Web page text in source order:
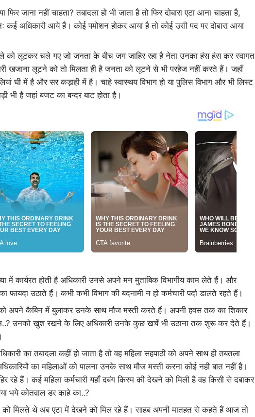
जाना नहीं चाहता? तबादला हो भी जाता है तो फिर दोबारा एटा आना चाहता है,
कई अधिकारी आये हैं। कोई पमोशन होकर आया है तो कोई उसी पद पर दोबारा आया
लूटकर चले गए जो जनता के बीच जग जाहिर रहा है नेता उनका हंस हंस कर स्वागत
खजाना लूटने को तो मिलता ही है जनता को लूटने से भी परहेज नहीं करते हैं। जहाँ
घी में है और सर कड़ाही में है। चाहे स्वास्थय विभाग हो या पुलिस विभाग और भी लिस्ट
भी है जहां बजट का बन्दर बाट होता है।
में कार्यरत होती है अधिकारी उनसे अपने मन मुताबिक विभागीय काम लेते हैं। और
उठाते हैं। कभी कभी विभाग की बदनामी न हो कर्मचारी पर्दा डालते रहते हैं।
को अपने कैबिन में बुलाकर उनके साथ मौज मस्ती करते हैं। अपनी हवस तक का शिकार
उनको खुश रखने के लिए अधिकारी उनके कुछ खर्चे भी उठाना तक शुरू कर देते हैं।
का तबादला कहीं हो जाता है तो वह महिला सहपाठी को अपने साथ ही तबतला
का महिलाओं को पालना उनके साथ मौज मस्ती करना कोई नही बात नहीं है।
हैं। कई महिला कर्मचारी यहाँ दबंग किस्म की देखने को मिली है वह किसी से दबाकर
भये कोतवाल डर काहे का..?
को मिलते थे अब एटा में देखने को मिल रहे हैं। साहब अपनी मातहत से कहते हैं आज तो